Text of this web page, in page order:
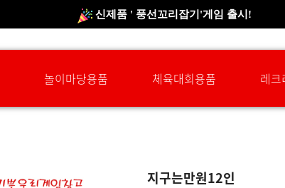
신규회원 HAPPY EVENT 적립금 5,000원 증정
놀이마당용품 체육대회용품 레
지구는만원12인